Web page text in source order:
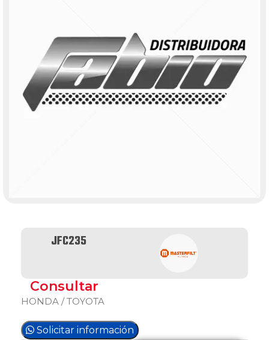
JFC235
Consultar
HONDA / TOYOTA
Solicitar información